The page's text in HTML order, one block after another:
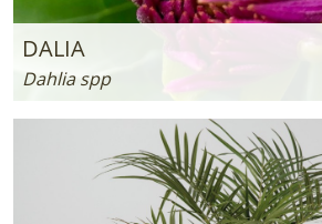
DALIA
Dahlia spp